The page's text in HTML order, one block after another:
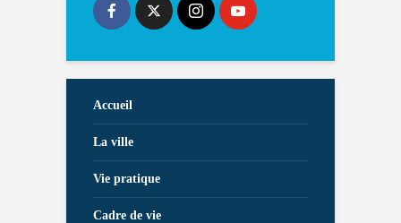
Accueil
La ville
Vie pratique
Cadre de vie